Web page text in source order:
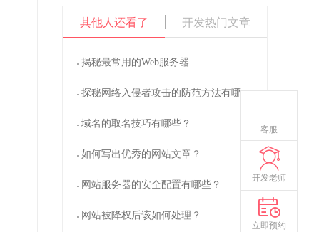
操作数据库失败Column 'id' in order clause
is ambiguous
sql:select * from y_dstd c left join
c.catid=51 order by id desc limit 0,2
Warning : mysql_fetch_assoc() expects
/www/wwwroot/www.cdzlkjgs.com/system/libs/
Warning: mysql_free_result() expects
parameter 1 to be resource, boolean given in
/www/wwwroot/www.cdzlkjgs.com/system/libs/
on line
77
其他人还看了 开发热门文章
揭秘最常用的Web服务器
探秘网络入侵者攻击的防范方法有哪些？
域名的取名技巧有哪些？
如何写出优秀的网站文章？
网站服务器的安全配置有哪些？
网站被降权后该如何处理？
客服
开发老师
立即预约